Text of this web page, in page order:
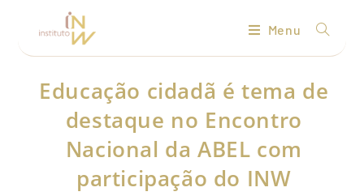
Menu
Educação cidadã é tema de
destaque no Encontro
Nacional da ABEL com
participação do INW